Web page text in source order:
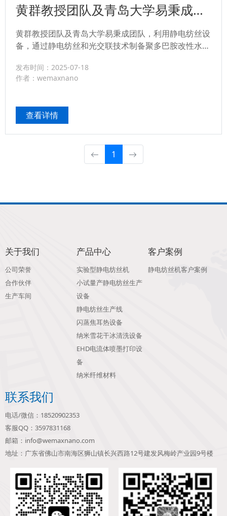
黄群教授团队及青岛大学易秉成团
用于 SFRP2 的持续释放协同促
黄群教授团队及青岛大学易秉成团队，利用静电纺丝设
备，通过静电纺丝和光交联技术制备聚多巴胺改性水凝
管生成和神经再生。这一成果为周围神经损伤治疗，提
供了新的有效策略。...
发布时间：2025-07-18
作者：wemaxnano
查看详情
1
关于我们
公司荣誉
合作伙伴
生产车间
产品中心
实验型静电纺丝机
小试量产静电纺丝生产
设备
静电纺丝生产线
闪蒸焦耳热设备
纳米雪花干冰清洗设备
EHD电流体喷墨打印设
备
纳米纤维材料
客户案例
静电纺丝机客户案例
联系我们
电话/微信：18520902353
客服QQ：3597831168
邮箱：info@wemaxnano.com
地址：广东省佛山市南海区狮山镇长兴西路12号建发风梅岭产业园9号楼